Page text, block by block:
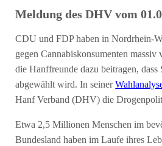
Meldung des DHV vom
CDU und FDP haben in Nordrhein-
gegen Cannabiskonsumenten massiv
die Hanffreunde dazu beitragen,
abgewählt wird. In seiner
Hanf Verband (DHV) die
Etwa 2,5 Millionen Menschen im
Bundesland haben im Laufe ihres